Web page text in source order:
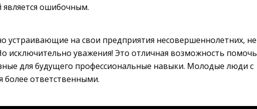
ошибочным.
устраивающие на свои предприятия несовершеннолетних, не
исключительно уважения! Это отличная возможность помочь
для будущего профессиональные навыки. Молодые люди с
более ответственными.